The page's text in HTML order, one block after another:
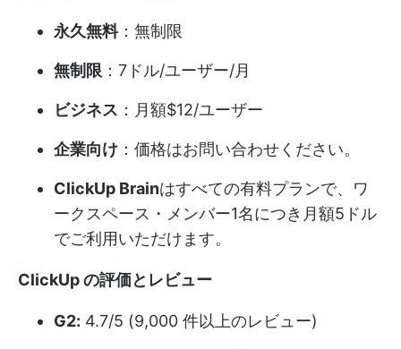
永久無料：無制限
無制限 ：7ドル/ユーザー/月
ビジネス ：月額$12/ユーザー
企業向け ：価格はお問い合わせください。
ClickUp Brainはすべての有料プランで、ワ
ークスペース・メンバー1名につき月額5ドル
でご利用いただけます。
ClickUp の評価とレビュー
G2: 4.7/5 (9,000 件以上のレビュー)